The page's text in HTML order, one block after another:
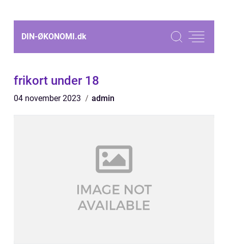
DIN-ØKONOMI.dk
frikort under 18
04 november 2023 admin